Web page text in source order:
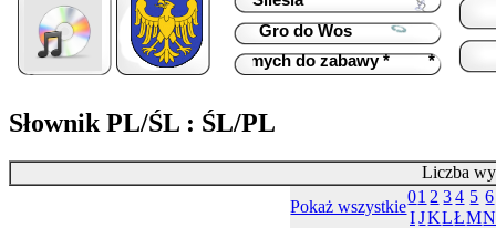
Gro do Wos
Gro do
*
* Zaproś znajomych do zabawy * * Zrób
Fridus
Silesia
Od: 00:00
Do: 10:00
Słownik PL/ŚL : ŚL/PL
Liczba
Pokaż wszystkie
01 2 3 4 5 6
I JKLŁMN